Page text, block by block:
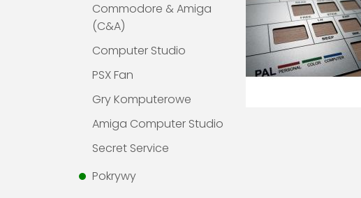
Commodore & Amiga
(C&A)
Computer Studio
PSX Fan
Gry Komputerowe
Amiga Computer Studio
Secret Service
Pokrywy